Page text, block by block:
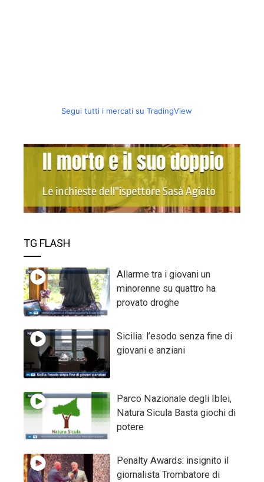
Segui tutti i mercati su TradingView
TG FLASH
Allarme tra i giovani un
minorenne su quattro ha
provato droghe
Sicilia: l’esodo senza fine di
giovani e anziani
Parco Nazionale degli Iblei,
Natura Sicula Basta giochi di
potere
Penalty Awards: insignito il
giornalista Trombatore di